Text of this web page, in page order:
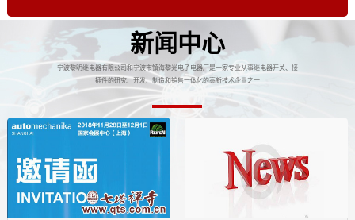
新闻中心
宁波黎明继电器有限公司和宁波市镇海黎光电子电器厂是一家专业从事继电器开关、接
插件的研究、开发、制造和销售一体化的高新技术企业之一